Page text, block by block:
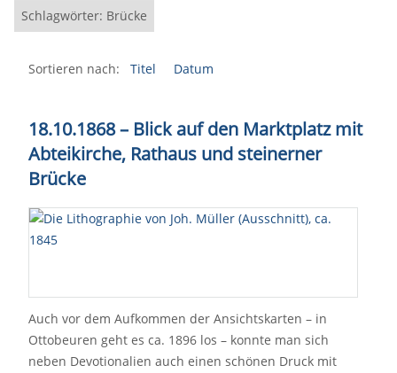
Schlagwörter: Brücke
Sortieren nach: Titel Datum
18.10.1868 – Blick auf den Marktplatz mit
Abteikirche, Rathaus und steinerner
Brücke
Auch vor dem Aufkommen der Ansichtskarten – in
Ottobeuren geht es ca. 1896 los – konnte man sich
neben Devotionalien auch einen schönen Druck mit